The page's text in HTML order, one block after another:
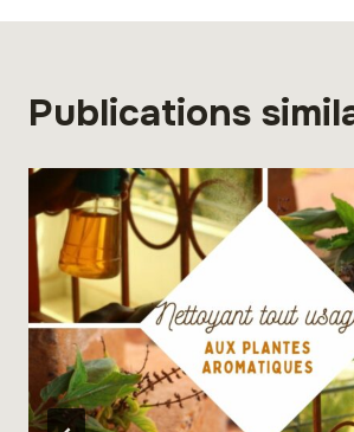
Publications